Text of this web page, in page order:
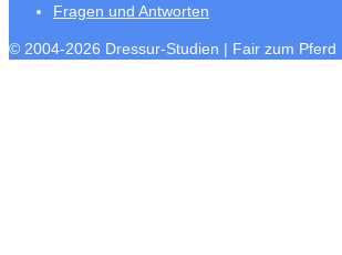
Fragen und Antworten
© 2004-2026 Dressur-Studien | Fair zum Pferd